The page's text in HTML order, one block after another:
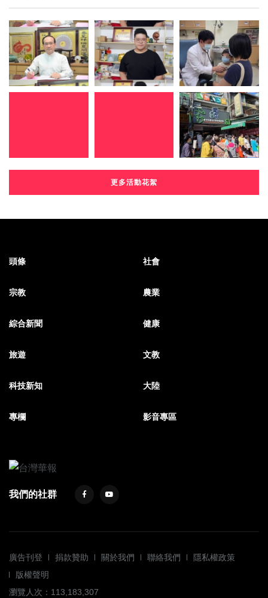
更多活動花絮
頭條 社會
宗教 農業
綜合新聞 健康
旅遊 文教
科技新知 大陸
專欄 影音專區
我們的社群
廣告刊登 捐款贊助 關於我們 聯絡我們
隱私權政策
版權聲明
瀏覽人次：113,183,307